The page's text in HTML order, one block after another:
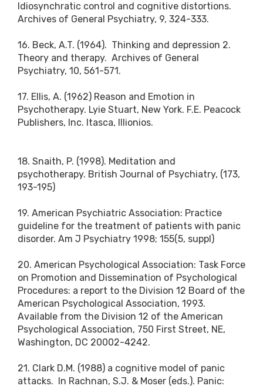
Idiosynchratic control and cognitive distortions.
Archives of General Psychiatry, 9, 324-333.
16. Beck, A.T. (1964). Thinking and depression 2.
Theory and therapy. Archives of General
Psychiatry, 10, 561-571.
17. Ellis, A. (1962) Reason and Emotion in
Psychotherapy. Lyie Stuart, New York. F.E. Peacock
Publishers, Inc. Itasca, Illionios.
18. Snaith, P. (1998). Meditation and
psychotherapy. British Journal of Psychiatry, (173,
193-195)
19. American Psychiatric Association: Practice
guideline for the treatment of patients with panic
disorder. Am J Psychiatry 1998; 155(5, suppl)
20. American Psychological Association: Task Force
on Promotion and Dissemination of Psychological
Procedures: a report to the Division 12 Board of the
American Psychological Association, 1993.
Available from the Division 12 of the American
Psychological Association, 750 First Street, NE,
Washington, DC 20002-4242.
21. Clark D.M. (1988) a cognitive model of panic
attacks. In Rachnan, S.J. & Moser (eds.). Panic: